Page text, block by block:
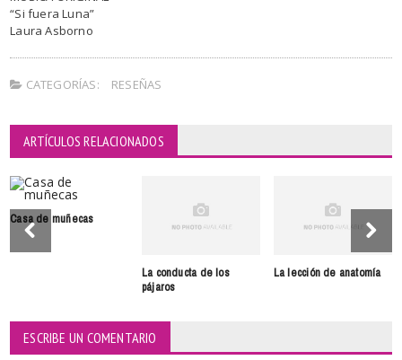
“Si fuera Luna”
Laura Asborno
CATEGORÍAS: RESEÑAS
ARTÍCULOS RELACIONADOS
Casa de muñecas
La conducta de los
pájaros
La lección de anatomía
ESCRIBE UN COMENTARIO